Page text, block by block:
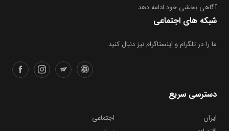
آگاهی بخشیِ خود ادامه دهد .
شبکه های اجتماعی
ما را در تلگرام و اینستاگرام نیز دنبال کنید
دسترسی سریع
ایران
اجتماعی